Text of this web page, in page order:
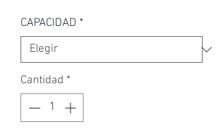
CAPACIDAD *
Cantidad *